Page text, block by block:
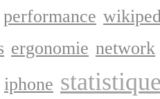
performance
ergonomie network
iphone